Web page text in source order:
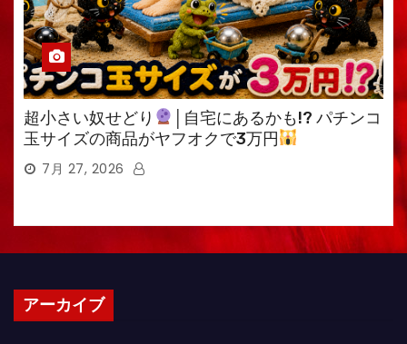
超小さい奴せどり
│自宅にあるかも!? パチンコ
玉サイズの商品がヤフオクで3万円
7月 27, 2026
アーカイブ